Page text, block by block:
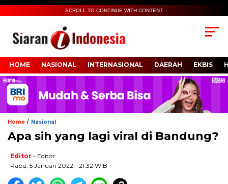
SCROLL TO CONTINUE WITH CONTENT
HOME NASIONAL INTERNASIONAL DAERAH EKBIS
Home / Nasional
Apa sih yang lagi viral di Bandung?
Editor - Editor
Rabu, 5 Januari 2022 - 21:32 WIB